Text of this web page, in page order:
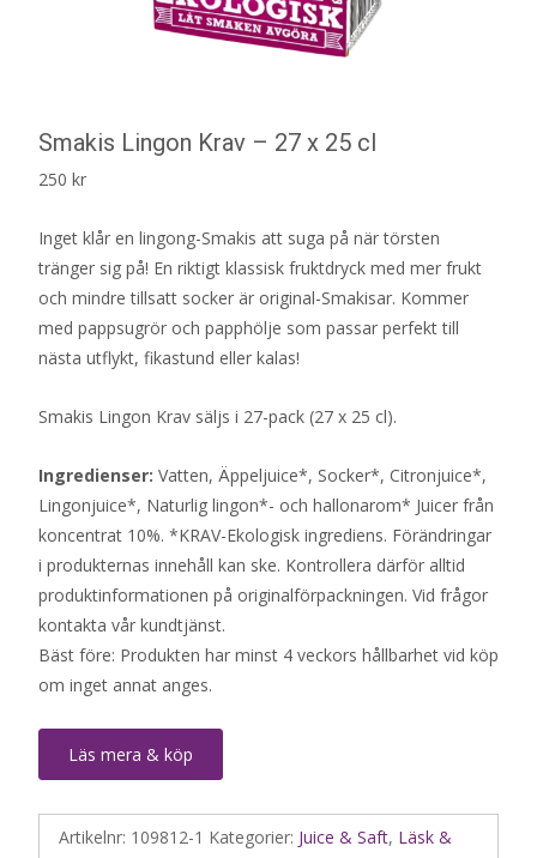
Smakis Lingon Krav – 27 x 25 cl
250 kr
Inget klår en lingong-Smakis att suga på när törsten
tränger sig på! En riktigt klassisk fruktdryck med mer frukt
och mindre tillsatt socker är original-Smakisar. Kommer
med pappsugrör och papphölje som passar perfekt till
nästa utflykt, fikastund eller kalas!
Smakis Lingon Krav säljs i 27-pack (27 x 25 cl).
Ingredienser: Vatten, Äppeljuice*, Socker*, Citronjuice*,
Lingonjuice*, Naturlig lingon*- och hallonarom* Juicer från
koncentrat 10%. *KRAV-Ekologisk ingrediens. Förändringar
i produkternas innehåll kan ske. Kontrollera därför alltid
produktinformationen på originalförpackningen. Vid frågor
kontakta vår kundtjänst.
Bäst före: Produkten har minst 4 veckors hållbarhet vid köp
om inget annat anges.
Läs mera & köp
Artikelnr: 109812-1 Kategorier: Juice & Saft, Läsk &